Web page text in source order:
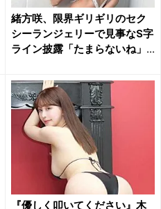
緒方咲、限界ギリギリのセク
シーランジェリーで見事なS字
ライン披露「たまらないね」...
『優しく叩いてください』木